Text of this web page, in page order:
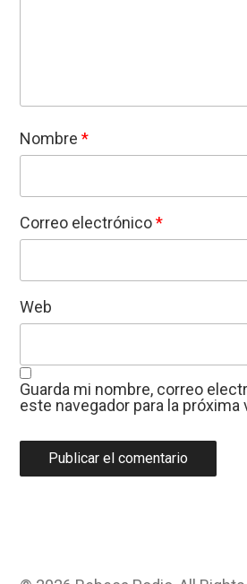
Nombre*
Correo electrónico*
Web
Guarda mi nombre, correo
este navegador para la